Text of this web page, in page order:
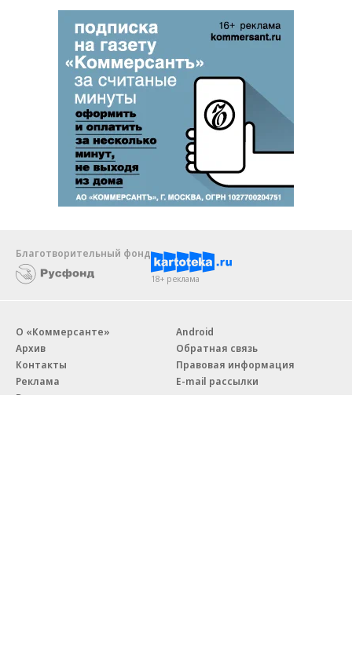
Благотворительный фонд
18+ реклама
О «Коммерсанте»
Архив
Контакты
Реклама
Вакансии
Android
Обратная связь
Правовая информация
E-mail рассылки